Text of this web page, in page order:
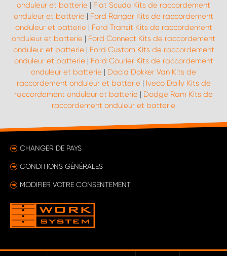
onduleur et batterie | Fiat Scudo Kits de raccordement
onduleur et batterie | Ford Ranger Kits de raccordement
onduleur et batterie| Ford Transit Kits de raccordement
onduleur et batterie | Ford Connect Kits de raccordement
onduleur et batterie| Ford Custom Kits de raccordement
onduleur et batterie| Ford Courier Kits de raccordement
onduleur et batterie | Dacia Dokker Van Kits de
raccordement onduleur et batterie| Iveco Daily Kits de
raccordement onduleur et batterie | Dodge Ram Kits de
raccordement onduleur et batterie
CHANGER DE PAYS
CONDITIONS GÉNÉRALES
MODIFIER VOTRE CONSENTEMENT